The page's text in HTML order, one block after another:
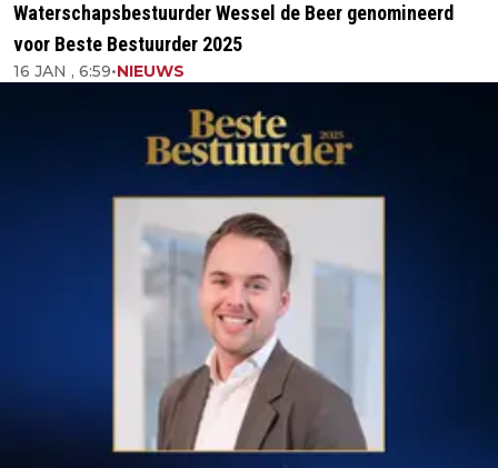
Waterschapsbestuurder Wessel de Beer genomineerd
voor Beste Bestuurder 2025
16 JAN , 6:59•NIEUWS